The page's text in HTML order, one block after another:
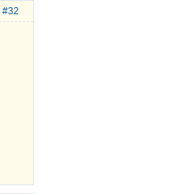
#32